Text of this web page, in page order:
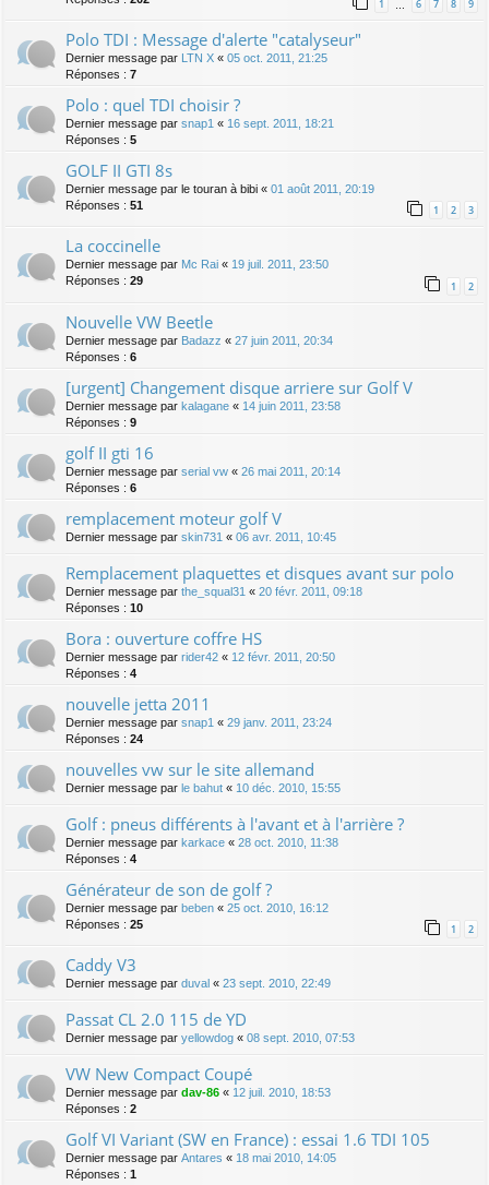
1 … 6 7 8 9
Polo TDI : Message d'alerte "catalyseur"
Dernier message par LTN X « 05 oct. 2011, 21:25
Réponses : 7
Polo : quel TDI choisir ?
Dernier message par snap1 « 16 sept. 2011, 18:21
Réponses : 5
GOLF II GTI 8s
Dernier message par le touran à bibi « 01 août 2011, 20:19
Réponses : 51 1 2 3
La coccinelle
Dernier message par Mc Rai « 19 juil. 2011, 23:50
Réponses : 29 1 2
Nouvelle VW Beetle
Dernier message par Badazz « 27 juin 2011, 20:34
Réponses : 6
[urgent] Changement disque arriere sur Golf V
Dernier message par kalagane « 14 juin 2011, 23:58
Réponses : 9
golf II gti 16
Dernier message par serial vw « 26 mai 2011, 20:14
Réponses : 6
remplacement moteur golf V
Dernier message par skin731 « 06 avr. 2011, 10:45
Remplacement plaquettes et disques avant sur polo
Dernier message par the_squal31 « 20 févr. 2011, 09:18
Réponses : 10
Bora : ouverture coffre HS
Dernier message par rider42 « 12 févr. 2011, 20:50
Réponses : 4
nouvelle jetta 2011
Dernier message par snap1 « 29 janv. 2011, 23:24
Réponses : 24
nouvelles vw sur le site allemand
Dernier message par le bahut « 10 déc. 2010, 15:55
Golf : pneus différents à l'avant et à l'arrière ?
Dernier message par karkace « 28 oct. 2010, 11:38
Réponses : 4
Générateur de son de golf ?
Dernier message par beben « 25 oct. 2010, 16:12
Réponses : 25 1 2
Caddy V3
Dernier message par duval « 23 sept. 2010, 22:49
Passat CL 2.0 115 de YD
Dernier message par yellowdog « 08 sept. 2010, 07:53
VW New Compact Coupé
Dernier message par dav-86 « 12 juil. 2010, 18:53
Réponses : 2
Golf VI Variant (SW en France) : essai 1.6 TDI 105
Dernier message par Antares « 18 mai 2010, 14:05
Réponses : 1